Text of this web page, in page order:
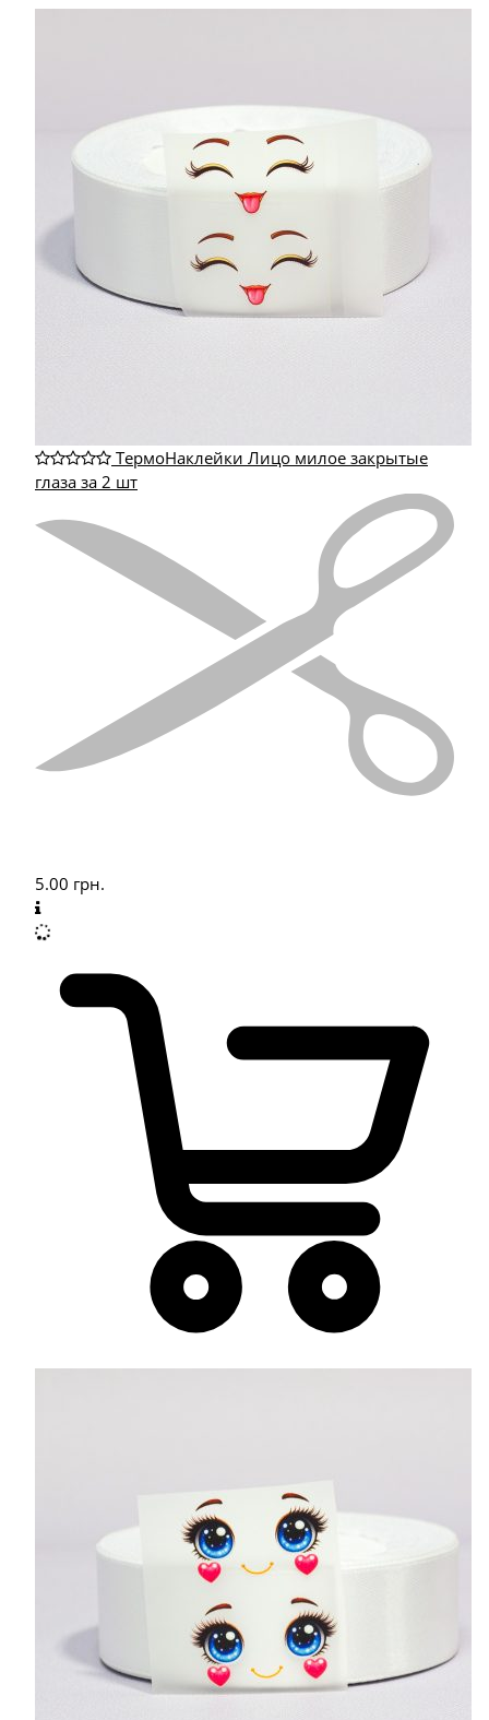
ТермоНаклейки Лицо милое закрытые
глаза за 2 шт
5.00 грн.